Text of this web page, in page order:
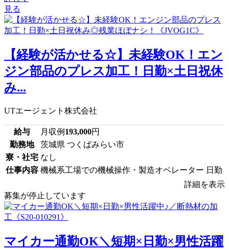
見る
【経験が活かせる☆】未経験OK！エン
ジン部品のプレス加工！日勤×土日祝休
み...
UTエージェント株式会社
給与 月収例 193,000円
勤務地
茨城県 つくばみらい市
寮・社宅 なし
仕事内容 機械系工場での機械操作・製造オペレーター 日勤
詳細を表示
募集が停止しています
マイカー通勤OK＼短期×日勤×男性活躍